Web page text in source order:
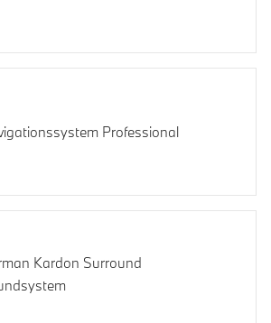
Professional
Kardon Surround